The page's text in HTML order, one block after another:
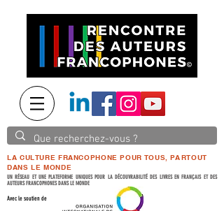
LA CULTURE FRANCOPHONE POUR TOUS, PARTOUT
DANS LE MONDE
UN RÉSEAU ET UNE PLATEFORME UNIQUES POUR LA DÉCOUVRABILITÉ DES LIVRES EN FRANÇAIS ET DES
AUTEURS FRANCOPHONES DANS LE MONDE
Avec le soutien de